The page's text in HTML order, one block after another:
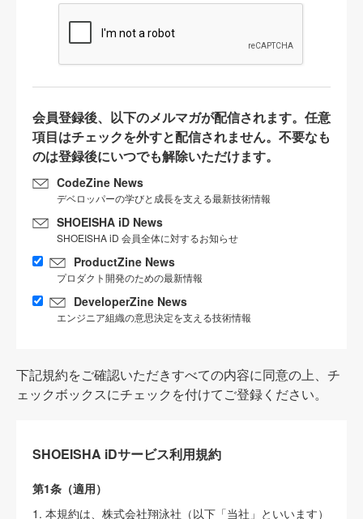
会員登録後、以下のメルマガが配信されます。任意
項目はチェックを外すと配信されません。不要なも
のは登録後にいつでも解除いただけます。
CodeZine News
デベロッパーの学びと成長を支える最新技術情報
SHOEISHA iD News
SHOEISHA iD 会員全体に対するお知らせ
ProductZine News
プロダクト開発のための最新情報
DeveloperZine News
エンジニア組織の意思決定を支える技術情報
下記規約をご確認いただきすべての内容に同意の上、チ
ェックボックスにチェックを付けてご登録ください。
SHOEISHA iDサービス利用規約
第1条（適用）
1. 本規約は、株式会社翔泳社（以下「当社」といいます）